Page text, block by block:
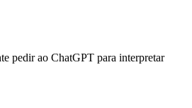
pedir ao ChatGPT para interpretar